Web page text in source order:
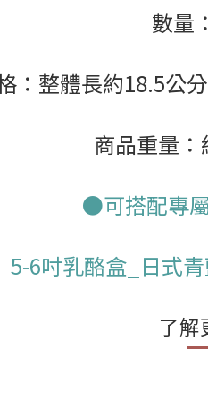
數量
：整體長約18.5公
商品重量
●可搭配專
5-6吋乳酪盒_日式
了解